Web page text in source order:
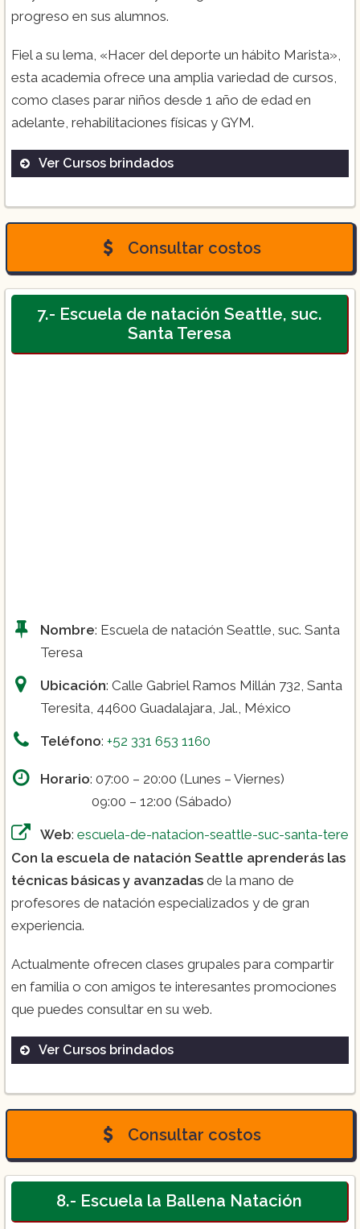
progreso en sus alumnos.
Fiel a su lema, «Hacer del deporte un hábito Marista»,
esta academia ofrece una amplia variedad de cursos,
como clases parar niños desde 1 año de edad en
adelante, rehabilitaciones físicas y GYM.
Ver Cursos brindados
Clases de nado libre ($420):
Clase Acuadinamyc ($1,025):
GYM ($330)
Consultar costos
7.- Escuela de natación Seattle, suc.
Santa Teresa
Nombre: Escuela de natación Seattle, suc. Santa
Teresa
Ubicación: Calle Gabriel Ramos Millán 732, Santa
Teresita, 44600 Guadalajara, Jal., México
Teléfono: +52 331 653 1160
Horario: 07:00 – 20:00 (Lunes – Viernes)
09:00 – 12:00 (Sábado)
Web: escuela-de-natacion-seattle-suc-santa-tere
Con la escuela de natación Seattle aprenderás las
técnicas básicas y avanzadas de la mano de
profesores de natación especializados y de gran
experiencia.
Actualmente ofrecen clases grupales para compartir
en familia o con amigos te interesantes promociones
que puedes consultar en su web.
Ver Cursos brindados
Cursos de promoción del «buen fin»:
Consultar costos
8.- Escuela la Ballena Natación